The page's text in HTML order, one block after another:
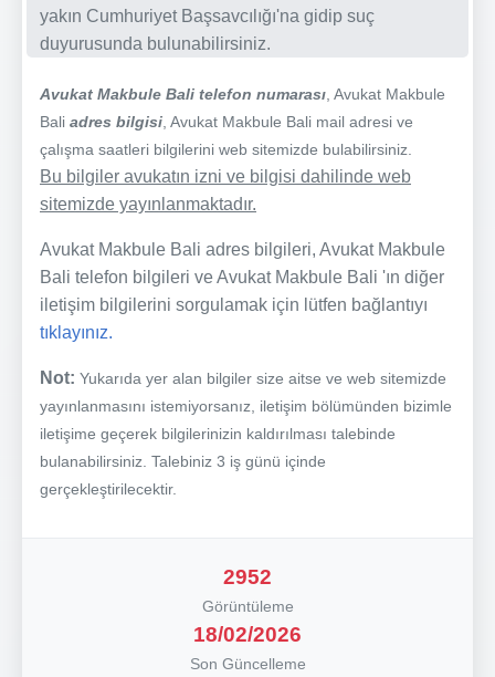
yakın Cumhuriyet Başsavcılığı'na gidip suç
duyurusunda bulunabilirsiniz.
Avukat Makbule Bali telefon numarası , Avukat Makbule
Bali adres bilgisi , Avukat Makbule Bali mail adresi ve
çalışma saatleri bilgilerini web sitemizde bulabilirsiniz.
Bu bilgiler avukatın izni ve bilgisi dahilinde web
sitemizde yayınlanmaktadır.
Avukat Makbule Bali adres bilgileri, Avukat Makbule
Bali telefon bilgileri ve Avukat Makbule Bali 'ın diğer
iletişim bilgilerini sorgulamak için lütfen bağlantıyı
tıklayınız.
Not: Yukarıda yer alan bilgiler size aitse ve web sitemizde
yayınlanmasını istemiyorsanız, iletişim bölümünden bizimle
iletişime geçerek bilgilerinizin kaldırılması talebinde
bulanabilirsiniz. Talebiniz 3 iş günü içinde
gerçekleştirilecektir.
2952
Görüntüleme
18/02/2026
Son Güncelleme